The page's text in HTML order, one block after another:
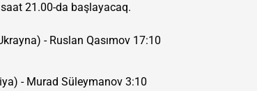
21.00-da başlayacaq.
- Ruslan Qasımov 17:10
- Murad Süleymanov 3:10